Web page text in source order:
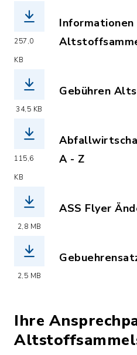
257,0
KB
34,5 KB
Gebühren
115,6
KB
A - Z
2,8 MB
ASS Flyer
2,5 MB
Ihre